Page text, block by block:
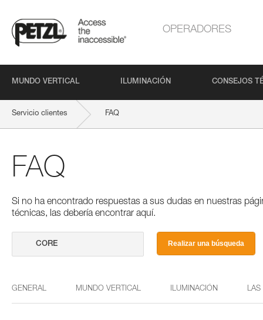
OPERADORES
MUNDO VERTICAL ILUMINACIÓN CONSEJOS
Servicio clientes FAQ
FAQ
Si no ha encontrado respuestas a sus dudas en nuestras
técnicas, las debería encontrar aquí.
Realizar una búsqueda
GENERAL MUNDO VERTICAL ILUMINACIÓN LAS